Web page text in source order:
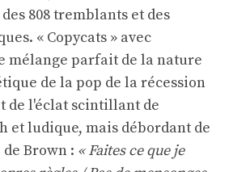
808 tremblants et des
« Copycats » avec
mélange parfait de la nature
de la pop de la récession
de l'éclat scintillant de
et ludique, mais débordant de
Brown : « Faites ce que je